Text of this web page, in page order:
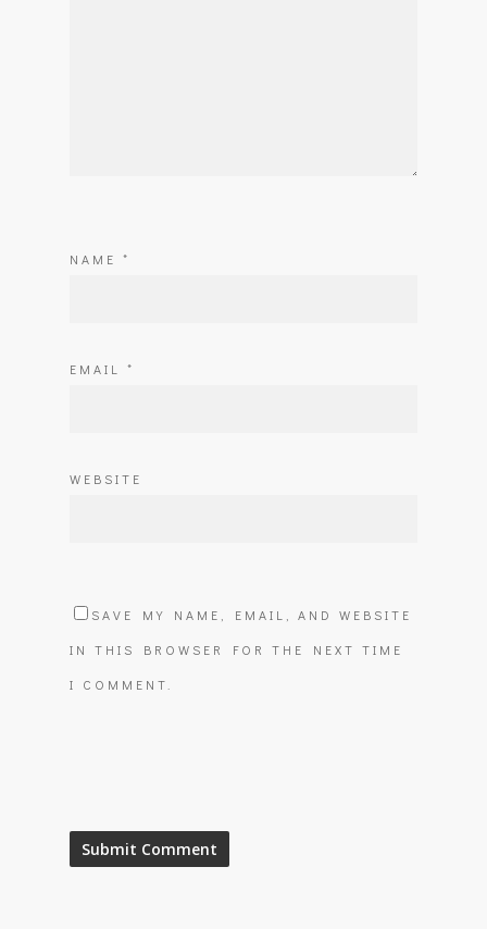
NAME *
EMAIL *
WEBSITE
SAVE MY NAME, EMAIL, AND WEBSITE
IN THIS BROWSER FOR THE NEXT TIME
I COMMENT.